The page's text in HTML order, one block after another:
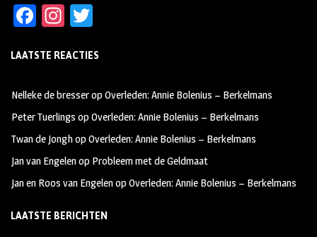
Fa
b
oo
k
In
ag
m
tt
LAATSTE REACTIES
Nelleke de bresseropOverleden: Annie Bolenius – Berkelmans
Peter Tuerlings opOverleden: Annie Bolenius – Berkelmans
Twan de JonghopOverleden: Annie Bolenius – Berkelmans
Jan van Engelenop Probleem met de Geldmaat
Jan en Roos van EngelenopOverleden: Annie Bolenius – Berkelmans
LAATSTE BERICHTEN